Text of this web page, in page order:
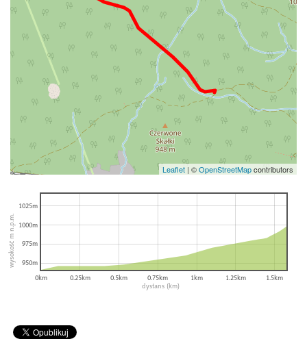
Leaflet | ©OpenStreetMapcontributors
dystans (km)
wysokość m n.p.m.
0km 0.25km 0.5km 0.75km 1km 1.25km 1.5km
950m
975m
1000m
1025m